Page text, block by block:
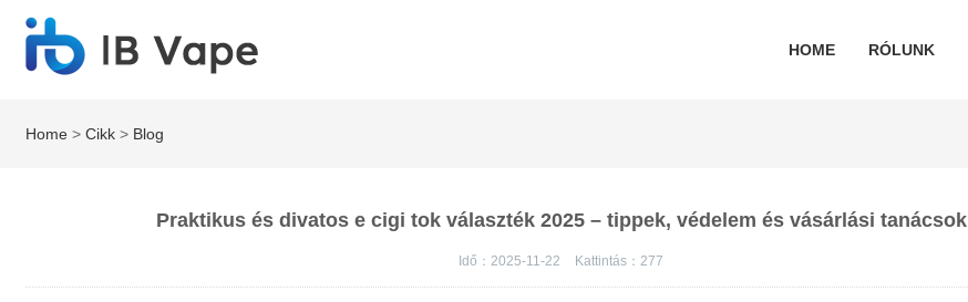
HOME RÓLUNK
Home >Cikk > Blog
Praktikus és divatos e cigi tok választék 2025 – tippek, védelem és vásárlási tanácsok
Idő：2025-11-22 Kattintás：277